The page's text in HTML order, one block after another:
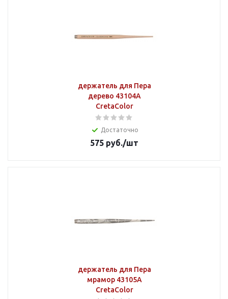
держатель для Пера
дерево 43104А
CretaColor
Достаточно
575 руб./шт
держатель для Пера
мрамор 43105А
CretaColor